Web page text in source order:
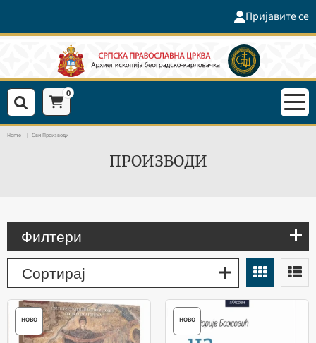
Пријавите се
0
Home Сви Производи
ПРОИЗВОДИ
Филтери
Сортирај
НОВО НОВО